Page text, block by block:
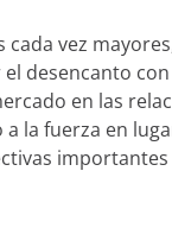
vez
desencanto
en las
la fuerza en